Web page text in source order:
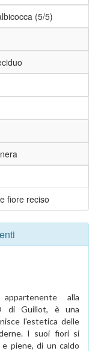
(5/5)
fiore reciso
alla
di Guillot, è una
l'estetica delle
I suoi fiori si
piene, di un caldo